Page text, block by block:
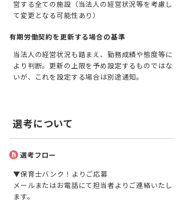
営する全ての施設（当法人の経営状況等を考慮し
て変更となる可能性あり）
有期労働契約を更新する場合の基準
当法人の経営状況も踏まえ、勤務成績や態度等に
より判断。更新の上限を予め設定するものではな
いが、これを設定する場合は別途通知。
選考について
選考フロー
▼保育士バンク！よりご応募
メールまたはお電話にて担当者よりご連絡いたし
ます。